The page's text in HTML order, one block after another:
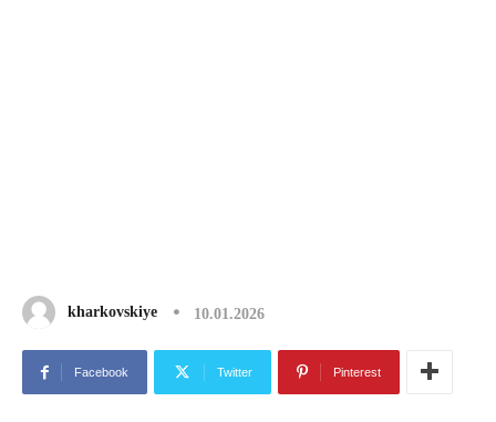
kharkovskiye 10.01.2026
Facebook Twitter Pinterest